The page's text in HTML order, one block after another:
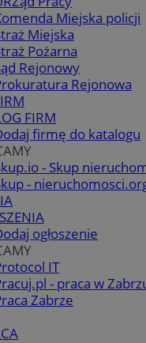
Miejska policji
Miejska
Pożarna
Rejonowy
Rejonowa
FIRM
firmę do katalogu
- Skup
-
ogłoszenie
IT
- praca w
Zabrze